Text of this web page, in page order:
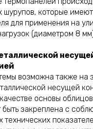
шурупов, которые
для применения на
(диаметром 8
возможна также на
несущей
основы
закреплена с
технических